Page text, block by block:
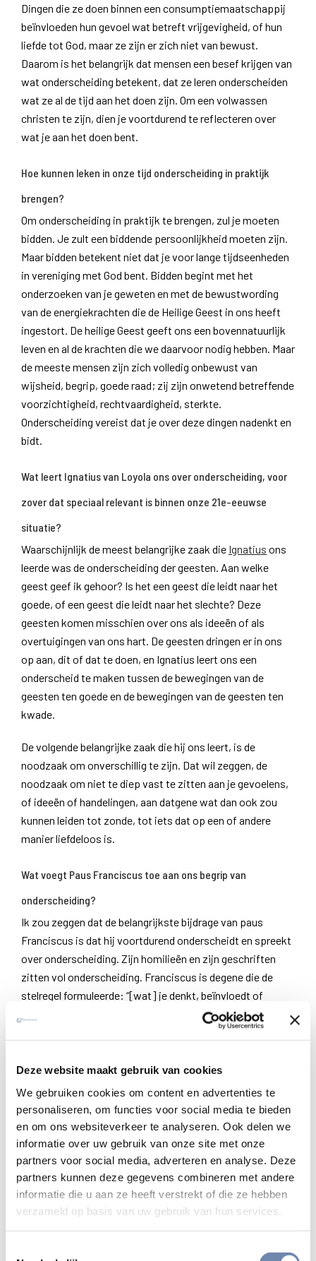
Deze website maakt gebruik van cookies
We gebruiken cookies om content en advertenties te
personaliseren, om functies voor social media te bieden
en om ons websiteverkeer te analyseren. Ook delen we
informatie over uw gebruik van onze site met onze
partners voor social media, adverteren en analyse. Deze
partners kunnen deze gegevens combineren met andere
informatie die u aan ze heeft verstrekt of die ze hebben
verzameld op basis van uw gebruik van hun services.
Dingen die ze doen binnen een consumptiemaatschappij
beïnvloeden hun gevoel wat betreft vrijgevigheid, of hun
liefde tot God, maar ze zijn er zich niet van bewust.
Daarom is het belangrijk dat mensen een besef krijgen van
wat onderscheiding betekent, dat ze leren onderscheiden
wat ze al de tijd aan het doen zijn. Om een volwassen
christen te zijn, dien je voortdurend te reflecteren over
wat je aan het doen bent.
Hoe kunnen leken in onze tijd onderscheiding in praktijk
brengen?
Om onderscheiding in praktijk te brengen, zul je moeten
bidden. Je zult een biddende persoonlijkheid moeten zijn.
Maar bidden betekent niet dat je voor lange tijdseenheden
in vereniging met God bent. Bidden begint met het
onderzoeken van je geweten en met de bewustwording
van de energiekrachten die de Heilige Geest in ons heeft
ingestort. De heilige Geest geeft ons een bovennatuurlijk
leven en al de krachten die we daarvoor nodig hebben. Maar
de meeste mensen zijn zich volledig onbewust van
wijsheid, begrip, goede raad; zij zijn onwetend betreffende
voorzichtigheid, rechtvaardigheid, sterkte.
Onderscheiding vereist dat je over deze dingen nadenkt en
bidt.
Wat leert Ignatius van Loyola ons over onderscheiding, voor
zover dat speciaal relevant is binnen onze 21e-eeuwse
situatie?
Waarschijnlijk de meest belangrijke zaak die Ignatius ons
leerde was de onderscheiding der geesten. Aan welke
geest geef ik gehoor? Is het een geest die leidt naar het
goede, of een geest die leidt naar het slechte? Deze
geesten komen misschien over ons als ideeën of als
overtuigingen van ons hart. De geesten dringen er in ons
op aan, dit of dat te doen, en Ignatius leert ons een
onderscheid te maken tussen de bewegingen van de
geesten ten goede en de bewegingen van de geesten ten
kwade.
De volgende belangrijke zaak die hij ons leert, is de
noodzaak om onverschillig te zijn. Dat wil zeggen, de
noodzaak om niet te diep vast te zitten aan je gevoelens,
of ideeën of handelingen, aan datgene wat dan ook zou
kunnen leiden tot zonde, tot iets dat op een of andere
manier liefdeloos is.
Wat voegt Paus Franciscus toe aan ons begrip van
onderscheiding?
Ik zou zeggen dat de belangrijkste bijdrage van paus
Franciscus is dat hij voortdurend onderscheidt en spreekt
over onderscheiding. Zijn homilieën en zijn geschriften
zitten vol onderscheiding. Franciscus is degene die de
stelregel formuleerde: “[wat] je denkt, beïnvloedt of
verandert wat je doet en wat je voelt” en dat wat daar op
Wat leert de Bijbel ons over onderscheiding?
De hele Schrift is er vol van. Wanneer je eenmaal de
noodzaak hebt ingezien dat je aandacht moet hebben voor
hoofd, hart en handen, merk je dat de Geschriften vol zijn
met toespelingen van dien aard. Paulus vertelt
bijvoorbeeld aan Timotheüs dat het uiteindelijke doel van
de instructie die hij zal gaan geven is: dat liefde voortkomt
uit een zuiver hart, een helder geweten en een oprecht
geloof. Een zuiver hart is hart hebben voor datgene
helder geweten, dat betekent dat je gedachten er op